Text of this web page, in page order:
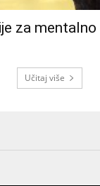
za mentalno
Učitaj više